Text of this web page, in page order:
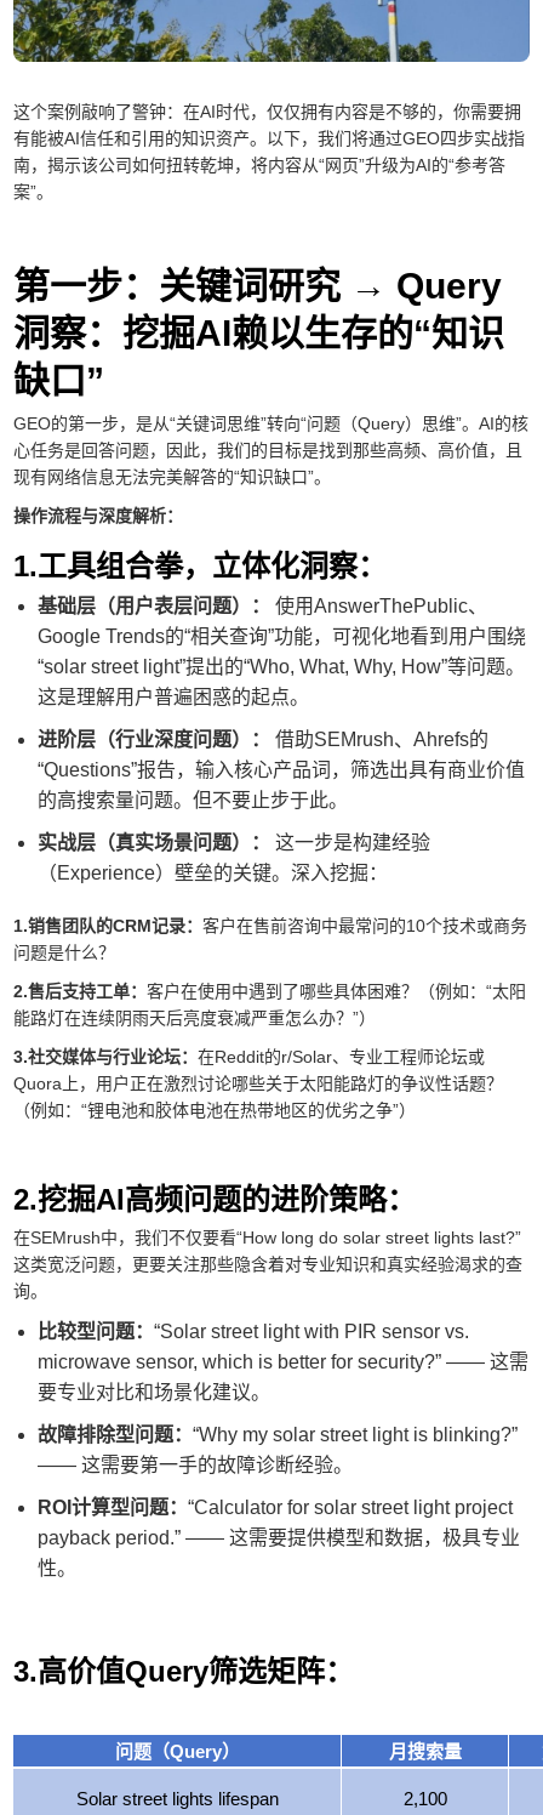
这个案例敲响了警钟：在AI时代，仅仅拥有内容是不够的，你需要拥
有能被AI信任和引用的知识资产。以下，我们将通过GEO四步实战指
南，揭示该公司如何扭转乾坤，将内容从“网页”升级为AI的“参考答
案”。
第一步：关键词研究 → Query
洞察：挖掘AI赖以生存的“知识
缺口”
GEO的第一步，是从“关键词思维”转向“问题（Query）思维”。AI的核
心任务是回答问题，因此，我们的目标是找到那些高频、高价值，且
现有网络信息无法完美解答的“知识缺口”。
操作流程与深度解析：
1.工具组合拳，立体化洞察：
基础层（用户表层问题）：
使用AnswerThePublic、
Google Trends的“相关查询”功能，可视化地看到用户围绕
“solar street light”提出的“Who, What, Why, How”等问题。
这是理解用户普遍困惑的起点。
进阶层（行业深度问题）：
借助SEMrush、Ahrefs的
“Questions”报告，输入核心产品词，筛选出具有商业价值
的高搜索量问题。但不要止步于此。
实战层（真实场景问题）：这一步是构建经验
（Experience）壁垒的关键。深入挖掘：
1.销售团队的CRM记录：客户在售前咨询中最常问的10个技术或商务
问题是什么？
2.售后支持工单：客户在使用中遇到了哪些具体困难？（例如：“太阳
能路灯在连续阴雨天后亮度衰减严重怎么办？”）
3.社交媒体与行业论坛：在Reddit的r/Solar、专业工程师论坛或
Quora上，用户正在激烈讨论哪些关于太阳能路灯的争议性话题？
（例如：“锂电池和胶体电池在热带地区的优劣之争”）
2.挖掘AI高频问题的进阶策略：
在SEMrush中，我们不仅要看“How long do solar street lights last?”
这类宽泛问题，更要关注那些隐含着对专业知识和真实经验渴求的查
询。
比较型问题：“Solar street light with PIR sensor vs.
microwave sensor, which is better for security?” —— 这需
要专业对比和场景化建议。
故障排除型问题：“Why my solar street light is blinking?”
—— 这需要第一手的故障诊断经验。
ROI计算型问题：“Calculator for solar street light project
payback period.” —— 这需要提供模型和数据，极具专业
性。
3.高价值Query筛选矩阵：
问题（Query） 月搜索量
Solar street lights lifespan 2,100